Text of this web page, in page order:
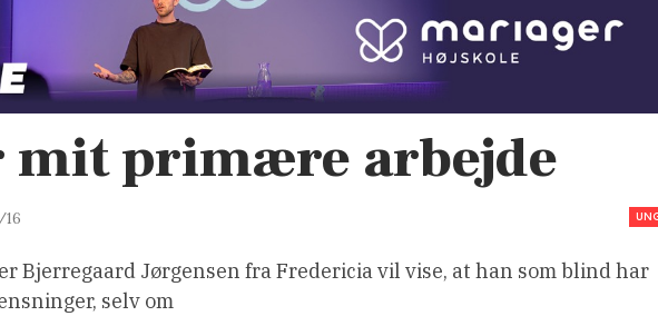
mit primære arbejde
16
Bjerregaard Jørgensen fra Fredericia vil vise, at han som blind har
selv om